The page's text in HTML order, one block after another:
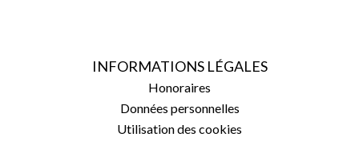
INFORMATIONS LÉGALES
Honoraires
Données personnelles
Utilisation des cookies